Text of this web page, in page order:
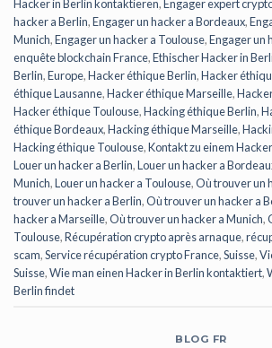
Hacker in Berlin kontaktieren,Engager expert
hacker a Berlin,Engager un hacker a Bordeaux,
Munich,Engager un hacker a Toulouse,Engager un
enquête blockchain France,Ethischer Hacker in
Berlin,Europe,Hacker éthique Berlin,Hacker
éthique Lausanne,Hacker éthique Marseille,
Hacker éthique Toulouse,Hacking éthique Berlin,
éthique Bordeaux,Hacking éthique Marseille,
Hacking éthique Toulouse,Kontakt zu einem
Louer un hacker a Berlin,Louer un hacker a
Munich,Louer un hacker a Toulouse,Où trouver un
trouver un hacker a Berlin,Où trouver un hacker a
hacker a Marseille,Où trouver un hacker a Munich,
Toulouse,Récupération crypto après arnaque,
scam,Service récupération crypto France,Suisse,
Suisse,Wie man einen Hacker in Berlin kontaktiert,
Berlin findet
BLOG FR